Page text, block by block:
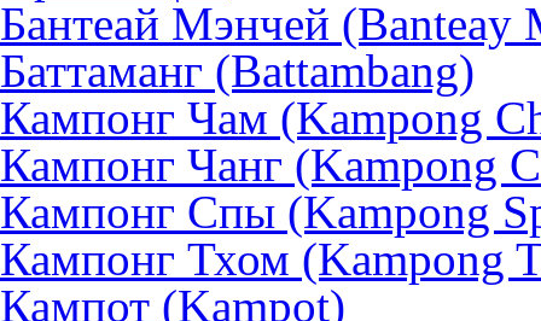
Бантеай Мэнчей (Banteay
Баттаманг (Battambang)
Кампонг Чам (Kampong
Кампонг Чанг (Kampong
Кампонг Спы (Kampong
Кампонг Тхом (Kampong
Кампот (Kampot)